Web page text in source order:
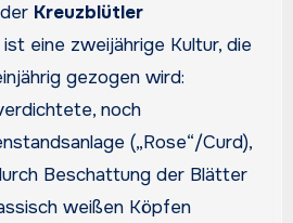
Kreuzblütler
eine zweijährige Kultur, die
gezogen wird:
noch
(„Rose“/Curd),
Beschattung der Blätter
weißen Köpfen